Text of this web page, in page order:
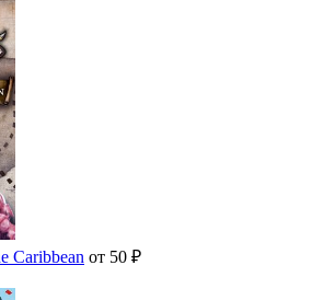
Caribbean от 50 ₽